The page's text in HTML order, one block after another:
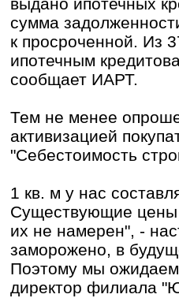
выдано ипотечных
сумма
к просроченной. Из
ипотечным
сообщает ИАРТ.
Тем не менее
активизацией
"Себестоимость
1 кв. м у нас
Существующие цены
их не намерен", -
заморожено, в
Поэтому мы
директор филиала